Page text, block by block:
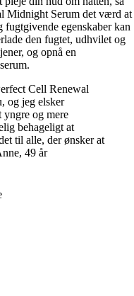
Midnight Serum det værd at
egenskaber kan
den fugtet, udhvilet og
og opnå en
Cell Renewal
og jeg elsker
yngre og mere
behageligt at
til alle, der ønsker at
49 år